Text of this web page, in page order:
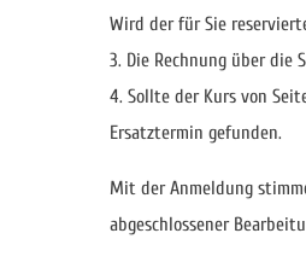
Wird der für Sie
3. Die Rechnung über die
4. Sollte der Kurs von
Ersatztermin gefunden.
Mit der Anmeldung
abgeschlossener